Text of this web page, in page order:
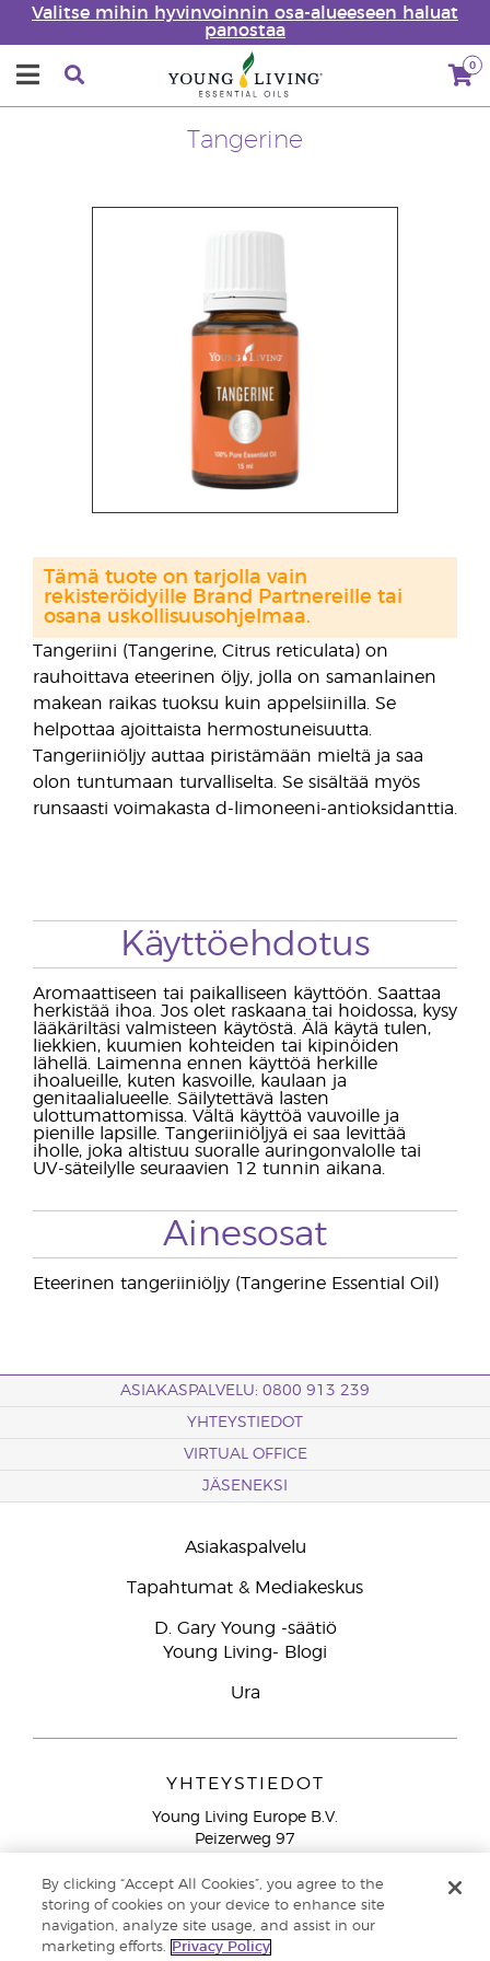
Valitse mihin hyvinvoinnin osa-alueeseen haluat
panostaa
0
Tangerine
Tangeriini (Tangerine, Citrus reticulata) on
rauhoittava eteerinen öljy, jolla on samanlainen
makean raikas tuoksu kuin appelsiinilla. Se
helpottaa ajoittaista hermostuneisuutta.
Tangeriiniöljy auttaa piristämään mieltä ja saa
olon tuntumaan turvalliselta. Se sisältää myös
runsaasti voimakasta d-limoneeni-antioksidanttia.
Tämä tuote on tarjolla vain
rekisteröidyille Brand Partnereille tai
osana uskollisuusohjelmaa.
Käyttöehdotus
Aromaattiseen tai paikalliseen käyttöön. Saattaa
herkistää ihoa. Jos olet raskaana tai hoidossa, kysy
lääkäriltäsi valmisteen käytöstä. Älä käytä tulen,
liekkien, kuumien kohteiden tai kipinöiden
lähellä. Laimenna ennen käyttöä herkille
ihoalueille, kuten kasvoille, kaulaan ja
genitaalialueelle. Säilytettävä lasten
ulottumattomissa. Vältä käyttöä vauvoille ja
pienille lapsille. Tangeriiniöljyä ei saa levittää
iholle, joka altistuu suoralle auringonvalolle tai
UV-säteilylle seuraavien 12 tunnin aikana.
Ainesosat
Eteerinen tangeriiniöljy (Tangerine Essential Oil)
ASIAKASPALVELU: 0800 913 239
YHTEYSTIEDOT
VIRTUAL OFFICE
JÄSENEKSI
Asiakaspalvelu
Tapahtumat & Mediakeskus
D. Gary Young -säätiö
Young Living- Blogi
Ura
YHTEYSTIEDOT
Young Living Europe B.V.
Peizerweg 97
Netherlands
Ilmainen yhteydenotto lankanumeroista Suomesta
913 239
By clicking “Accept All Cookies”, you agree to the
storing of cookies on your device to enhance site
navigation, analyze site usage, and assist in our
marketing efforts.
Privacy Policy